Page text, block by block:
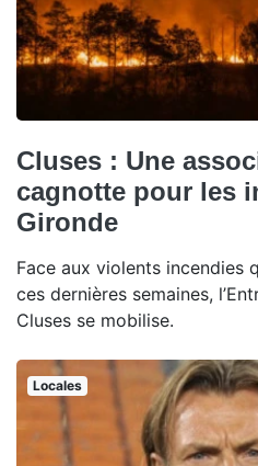
Cluses : Une
cagnotte pour les
Gironde
Face aux violents incendies
ces dernières semaines,
Cluses se mobilise.
Locales